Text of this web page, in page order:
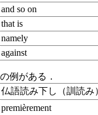
and so on
that is
namely
against
例がある．
仏語読み下し（訓読み
premièrement